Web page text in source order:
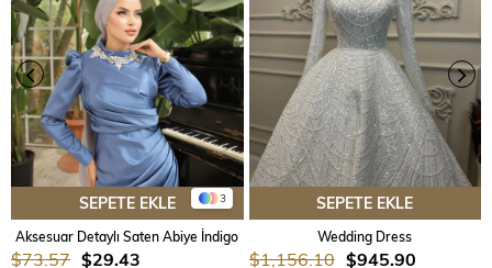
3
SEPETE EKLE
Aksesuar Detaylı Saten Abiye İndigo
$29.43
$73.57
SEPETE EKLE
Wedding Dress
$945.90
$1,156.10